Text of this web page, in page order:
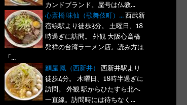
カンドブランド。屋号は仏教...
心斎橋 味仙（歌舞伎町）...西武新
宿線駅より徒歩3分。 土曜日、18
時過ぎに訪問。 外観 大阪心斎橋
発祥の台湾ラーメン店。読み方は
「...
麵屋 鳳（西新井）
西新井駅より
徒歩4分。 木曜日、18時半過ぎに
訪問。 外観 駅からひたすら北へ
一直線。訪問時には待ちなく...